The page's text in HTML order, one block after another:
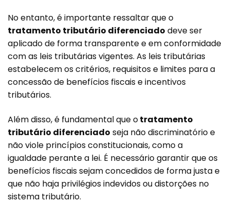
No entanto, é importante ressaltar que o
tratamento tributário diferenciado deve ser
aplicado de forma transparente e em conformidade
com as leis tributárias vigentes. As leis tributárias
estabelecem os critérios, requisitos e limites para a
concessão de benefícios fiscais e incentivos
tributários.
Além disso, é fundamental que otratamento
tributário diferenciado seja não discriminatório e
não viole princípios constitucionais, como a
igualdade perante a lei. É necessário garantir que os
benefícios fiscais sejam concedidos de forma justa e
que não haja privilégios indevidos ou distorções no
sistema tributário.